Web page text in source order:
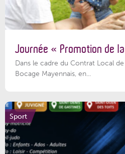
Journée « Promotion de
Dans le cadre du Contrat Local
Bocage Mayennais, en...
Sport